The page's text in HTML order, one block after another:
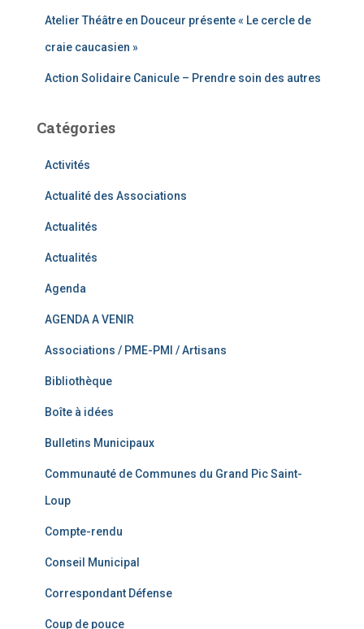
Atelier Théâtre en Douceur présente « Le cercle de
craie caucasien »
Action Solidaire Canicule – Prendre soin des autres
Catégories
Activités
Actualité des Associations
Actualités
Actualités
Agenda
AGENDA A VENIR
Associations / PME-PMI / Artisans
Bibliothèque
Boîte à idées
Bulletins Municipaux
Communauté de Communes du Grand Pic Saint-
Loup
Compte-rendu
Conseil Municipal
Correspondant Défense
Coup de pouce